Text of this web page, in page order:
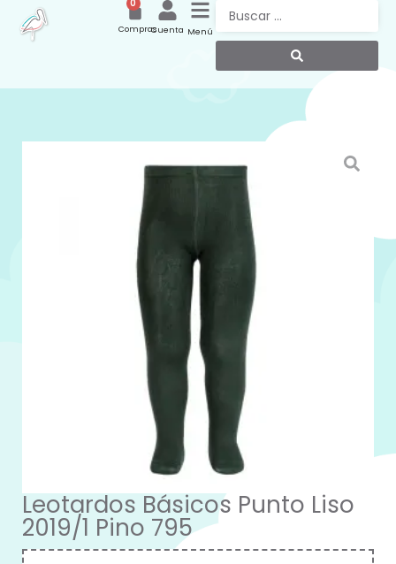
Menú
Cuenta
0
Compras
Leotardos Básicos Punto Liso
2019/1 Pino 795